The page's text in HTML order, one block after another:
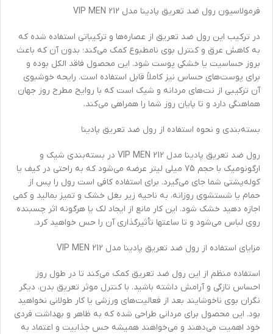
فرمولاسیون رول ضد تعریق پادینا مدل VIP MEN 212
در ترکیب این رول ضد تعریق از عصاره‌ها و ترکیباتی استفاده شده که
به کاهش عرق و کنترل بوی نامطبوع کمک می‌کند؛ بدون آن‌ که باعث
بروز حساسیت یا خشکی پوست شود. این محصول فاقد الکل بوده و
برای پوست‌های حساس نیز کاملاً قابل استفاده است. رایحه خوشبوی
آن ترکیبی از نت‌های مردانه و شیک است که با روایح مطرح روز جهان
هماهنگی دارد و تا پایان روز شما را همراهی می‌کند.
بسته‌بندی و نحوه استفاده از رول ضد تعریق پادینا
رول ضد تعریق پادینا مدل VIP MEN 212 در بسته‌بندی شیک و
ارگونومیک با حجم 75 میلی لیتر عرضه می‌شود که به راحتی در کیف یا
کوله‌پشتی شما جای می‌گیرد. برای استفاده کافی است رول را پس از
حمام یا شستشوی روزانه، به ناحیه زیر بغل خشک و تمیز بمالید و کمی
اجازه دهید خشک شود. این کار مانع از ایجاد لک یا هرگونه اثر چسبنده
روی لباس می‌شود و تا ساعتها تأثیرگذاری آن را حس خواهید کرد.
مزایای استفاده از رول ضد تعریق پادینا مدل VIP MEN 212
استفاده منظم از این رول ضد تعریق کمک می‌کند تا در طول روز
احساس تازگی و آرامش داشته باشید. با کنترل موثر تعریق بدن، دیگر
نگران بوی ناخوشایند بعد از فعالیت‌های ورزشی یا کار طولانی نخواهید
بود. این محصول برای مردانی طراحی شده که به ظاهر و بهداشت فردی
خود اهمیت می‌دهند و می‌خواهند همیشه حس جذابیت و اعتماد به